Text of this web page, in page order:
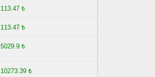
113.47 ₺
113.47 ₺
5029.9 ₺
10273.39 ₺